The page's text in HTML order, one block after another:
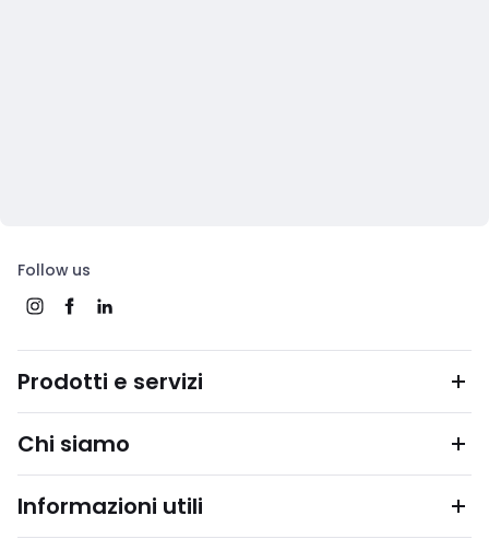
Follow us
Prodotti e servizi
Chi siamo
Informazioni utili